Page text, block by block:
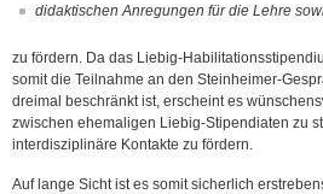
didaktischen Anregungen für die Lehre
zu fördern. Da das Liebig-
somit die Teilnahme an den Steinheimer-
dreimal beschränkt ist, erscheint es
zwischen ehemaligen Liebig-Stipendiaten zu
interdisziplinäre Kontakte zu fördern.
Auf lange Sicht ist es somit sicherlich